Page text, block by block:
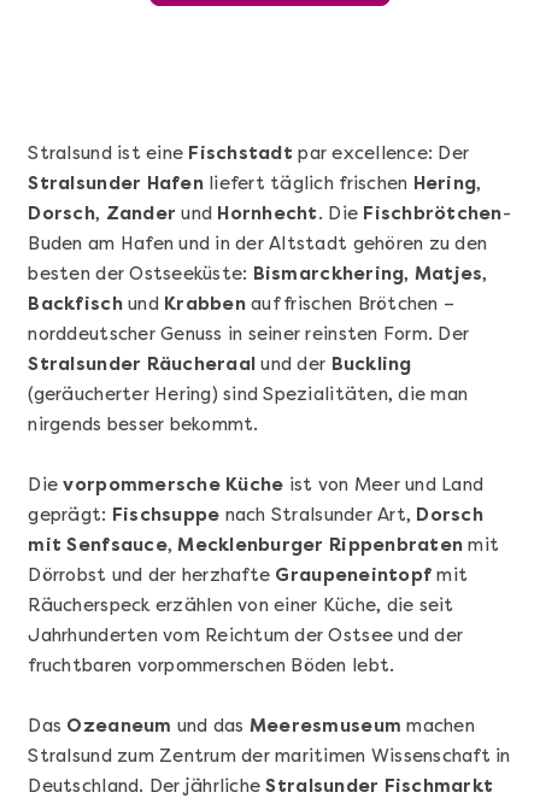
Mehr anzeigen
Wunderschöner Weinabend
Mehr anzeigen
Sushi Basic Kurs Bonn
Stralsund ist eine Fischstadt par excellence: Der
Stralsunder Hafenliefert täglich frischen Hering,
Dorsch, Zander und Hornhecht. Die Fischbrötchen-
Buden am Hafen und in der Altstadt gehören zu den
besten der Ostseeküste: Bismarckhering, Matjes,
Backfischund Krabbenauf frischen Brötchen –
norddeutscher Genuss in seiner reinsten Form. Der
Stralsunder Räucheraal und der Buckling
(geräucherter Hering) sind Spezialitäten, die man
nirgends besser bekommt.
Dievorpommersche Küche ist von Meer und Land
geprägt: Fischsuppe nach Stralsunder Art, Dorsch
mit Senfsauce,Mecklenburger Rippenbraten mit
Dörrobst und der herzhafte Graupeneintopf mit
Räucherspeck erzählen von einer Küche, die seit
Jahrhunderten vom Reichtum der Ostsee und der
fruchtbaren vorpommerschen Böden lebt.
Das Ozeaneum und das Meeresmuseum machen
Stralsund zum Zentrum der maritimen Wissenschaft in
Deutschland. Der jährlicheStralsunder Fischmarkt